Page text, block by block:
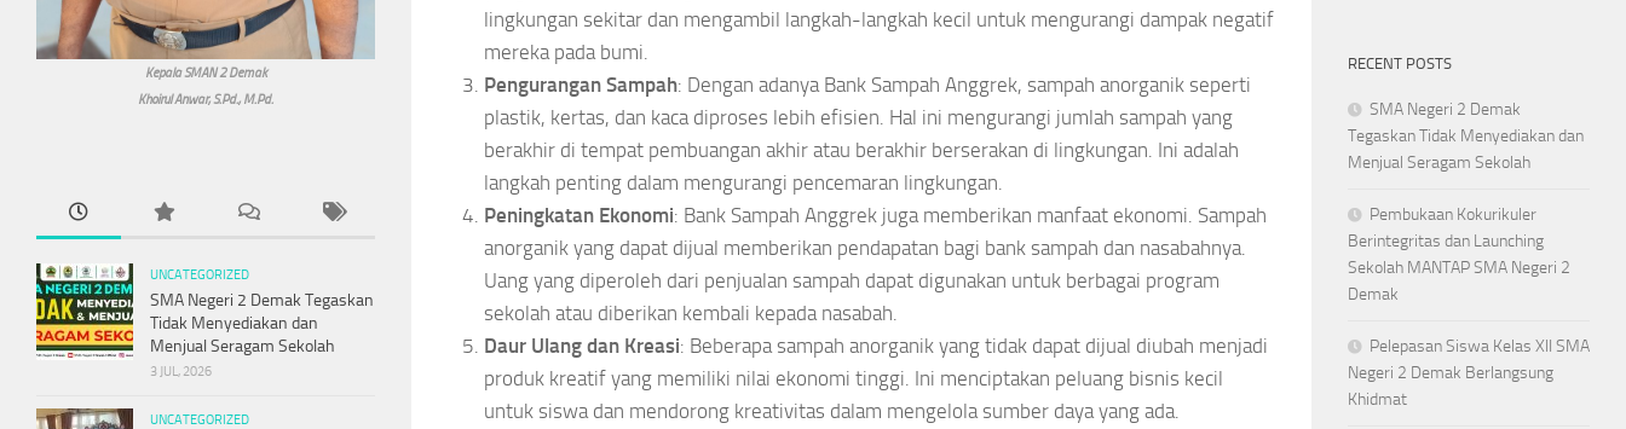
lingkungan sekitar dan mengambil langkah-langkah kecil untuk mengurangi dampak negatif
mereka pada bumi.
Pengurangan Sampah: Dengan adanya Bank Sampah Anggrek, sampah anorganik seperti
plastik, kertas, dan kaca diproses lebih efisien. Hal ini mengurangi jumlah sampah yang
berakhir di tempat pembuangan akhir atau berakhir berserakan di lingkungan. Ini adalah
langkah penting dalam mengurangi pencemaran lingkungan.
Peningkatan Ekonomi: Bank Sampah Anggrek juga memberikan manfaat ekonomi. Sampah
anorganik yang dapat dijual memberikan pendapatan bagi bank sampah dan nasabahnya.
Uang yang diperoleh dari penjualan sampah dapat digunakan untuk berbagai program
sekolah atau diberikan kembali kepada nasabah.
Daur Ulang dan Kreasi: Beberapa sampah anorganik yang tidak dapat dijual diubah menjadi
produk kreatif yang memiliki nilai ekonomi tinggi. Ini menciptakan peluang bisnis kecil
untuk siswa dan mendorong kreativitas dalam mengelola sumber daya yang ada.
Kepala SMAN 2 Demak
Khoirul Anwar, S.Pd., M.Pd.
UNCATEGORIZED
SMA Negeri 2 Demak Tegaskan
Tidak Menyediakan dan
Menjual Seragam Sekolah
3 JUL, 2026
UNCATEGORIZED
RECENT POSTS
SMA Negeri 2 Demak
Tegaskan Tidak Menyediakan dan
Menjual Seragam Sekolah
Pembukaan Kokurikuler
Berintegritas dan Launching
Sekolah MANTAP SMA Negeri 2
Demak
Pelepasan Siswa Kelas XII SMA
Negeri 2 Demak Berlangsung
Khidmat